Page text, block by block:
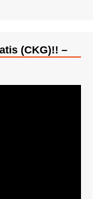
(CKG)!! –